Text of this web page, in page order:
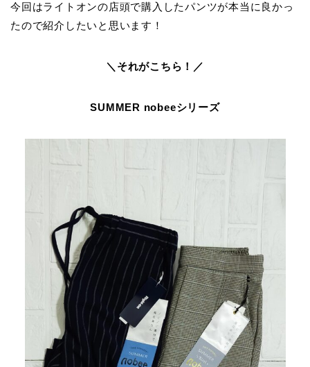
今回はライトオンの店頭で購入したパンツが本当に良かっ
たので紹介したいと思います！
＼それがこちら！／
SUMMER nobeeシリーズ